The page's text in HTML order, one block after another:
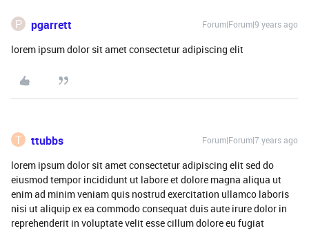
P pgarrett Forum|Forum|9 years ago
lorem ipsum dolor sit amet consectetur adipiscing elit
T ttubbs Forum|Forum|7 years ago
lorem ipsum dolor sit amet consectetur adipiscing elit sed do
eiusmod tempor incididunt ut labore et dolore magna aliqua ut
enim ad minim veniam quis nostrud exercitation ullamco laboris
nisi ut aliquip ex ea commodo consequat duis aute irure dolor in
reprehenderit in voluptate velit esse cillum dolore eu fugiat